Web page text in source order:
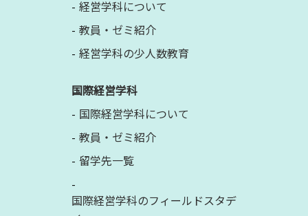
経営学科について
教員・ゼミ紹介
経営学科の少人数教育
国際経営学科
国際経営学科について
教員・ゼミ紹介
留学先一覧
国際経営学科のフィールドスタデ